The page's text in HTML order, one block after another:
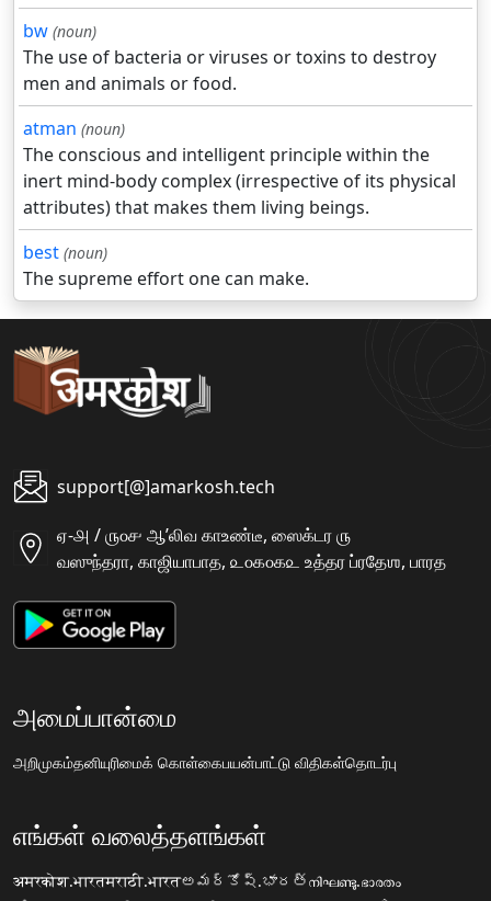
bw (noun)
The use of bacteria or viruses or toxins to destroy
men and animals or food.
atman (noun)
The conscious and intelligent principle within the
inert mind-body complex (irrespective of its physical
attributes) that makes them living beings.
best (noun)
The supreme effort one can make.
support[@]amarkosh.tech
ஏ-௮ / ௫௦௪ ஆʼலிவ காஉண்டீ, ஸைக்டர ௫
வஸுந்தரா, காஜியாபாத, ௨௦௧௦௧௨ உத்தர ப்ரதேஶ, பாரத
அமைப்பான்மை
அறிமுகம்தனியுரிமைக் கொள்கைபயன்பாட்டு விதிகள்தொடர்பு
எங்கள் வலைத்தளங்கள்
अमरकोश.भारतमराठी.भारतఅమర్కోష్.భారత్നിഘണ്ടു.ഭാരതം